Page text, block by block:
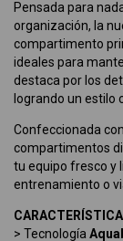
Pensada para
organización, la
compartimento
ideales para
destaca por los
logrando un estilo
Confeccionada
compartimentos
tu equipo fresco y
entrenamiento o
> Tecnología